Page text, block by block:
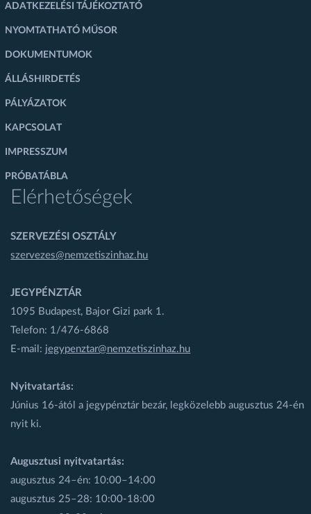
ADATKEZELÉSI TÁJÉKOZTATÓ
NYOMTATHATÓ MŰSOR
DOKUMENTUMOK
ÁLLÁSHIRDETÉS
PÁLYÁZATOK
KAPCSOLAT
IMPRESSZUM
PRÓBATÁBLA
Elérhetőségek
SZERVEZÉSI OSZTÁLY
szervezes@nemzetiszinhaz.hu
JEGYPÉNZTÁR
1095 Budapest, Bajor Gizi park 1.
Telefon: 1/476-6868
E-mail: jegypenztar@nemzetiszinhaz.hu
Nyitvatartás:
Június 16-ától a jegypénztár bezár, legközelebb augusztus 24-én
nyit ki.
Augusztusi nyitvatartás:
augusztus 24–én: 10:00–14:00
augusztus 25–28: 10:00-18:00